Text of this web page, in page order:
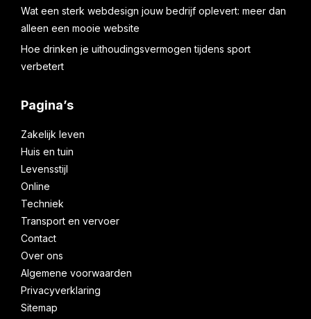
Wat een sterk webdesign jouw bedrijf oplevert: meer dan
alleen een mooie website
Hoe drinken je uithoudingsvermogen tijdens sport
verbetert
Pagina’s
Zakelijk leven
Huis en tuin
Levensstijl
Online
Techniek
Transport en vervoer
Contact
Over ons
Algemene voorwaarden
Privacyverklaring
Sitemap